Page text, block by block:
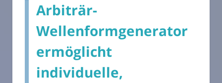
Arbiträr-
Wellenformgenerator
ermöglicht
individuelle,